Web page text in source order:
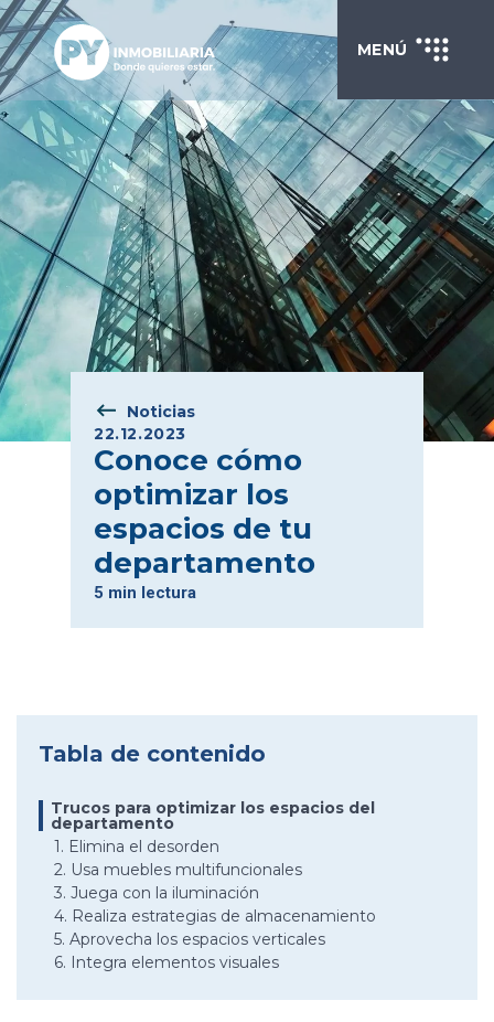
MENÚ
Noticias
22.12.2023
Conoce cómo
optimizar los
espacios de tu
departamento
5 min lectura
Tabla de contenido
Trucos para optimizar los espacios del
departamento
1. Elimina el desorden
2. Usa muebles multifuncionales
3. Juega con la iluminación
4. Realiza estrategias de almacenamiento
5. Aprovecha los espacios verticales
6. Integra elementos visuales